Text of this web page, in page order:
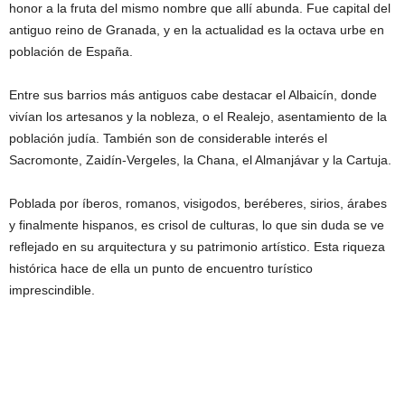
honor a la fruta del mismo nombre que allí abunda. Fue capital del
antiguo reino de Granada, y en la actualidad es la octava urbe en
población de España.
Entre sus barrios más antiguos cabe destacar el Albaicín, donde
vivían los artesanos y la nobleza, o el Realejo, asentamiento de la
población judía. También son de considerable interés el
Sacromonte, Zaidín-Vergeles, la Chana, el Almanjávar y la Cartuja.
Poblada por íberos, romanos, visigodos, beréberes, sirios, árabes
y finalmente hispanos, es crisol de culturas, lo que sin duda se ve
reflejado en su arquitectura y su patrimonio artístico. Esta riqueza
histórica hace de ella un punto de encuentro turístico
imprescindible.